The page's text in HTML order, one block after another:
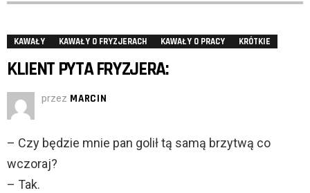
KAWAŁY KAWAŁY O FRYZJERACH KAWAŁY O PRACY KRÓTKIE
KLIENT PYTA FRYZJERA:
przez MARCIN
– Czy będzie mnie pan golił tą samą brzytwą co
wczoraj?
– Tak.